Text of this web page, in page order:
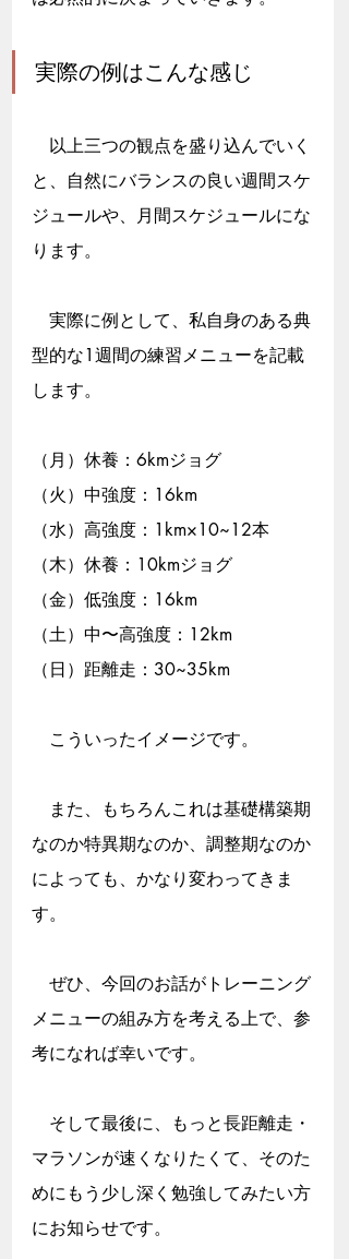
実際の例はこんな感じ
以上三つの観点を盛り込んでいく
と、自然にバランスの良い週間スケ
ジュールや、月間スケジュールにな
ります。
実際に例として、私自身のある典
型的な1週間の練習メニューを記載
します。
（月）休養：6kmジョグ
（火）中強度：16km
（水）高強度：1km×10~12本
（木）休養：10kmジョグ
（金）低強度：16km
（土）中〜高強度：12km
（日）距離走：30~35km
こういったイメージです。
また、もちろんこれは基礎構築期
なのか特異期なのか、調整期なのか
によっても、かなり変わってきま
す。
ぜひ、今回のお話がトレーニング
メニューの組み方を考える上で、参
考になれば幸いです。
そして最後に、もっと長距離走・
マラソンが速くなりたくて、そのた
めにもう少し深く勉強してみたい方
にお知らせです。